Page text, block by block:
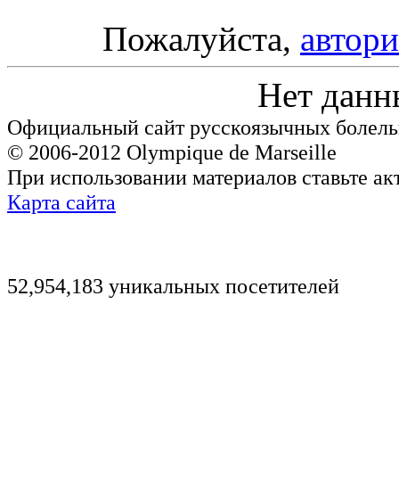
Пожалуйста,
Нет
Официальный сайт русскоязычных
© 2006-2012 Olympique de Marseille
При использовании материалов ставьте
Карта сайта
52,954,183 уникальных посетителей